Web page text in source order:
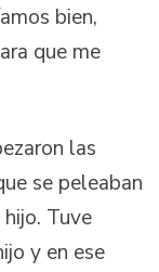
bien,
que me
las
se peleaban
Tuve
y en ese